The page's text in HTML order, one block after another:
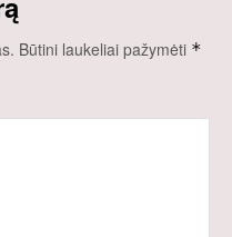
Būtini laukeliai pažymėti *